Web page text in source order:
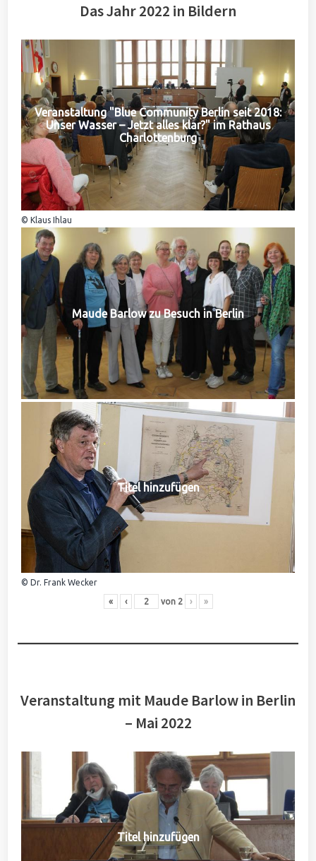
Das Jahr 2022 in Bildern
Veranstaltung "Blue Community Berlin seit 2018:
Unser Wasser – Jetzt alles klar?" im Rathaus
Charlottenburg
© Klaus Ihlau
Maude Barlow zu Besuch in Berlin
Titel hinzufügen
© Dr. Frank Wecker
« ‹ von 2 › »
Veranstaltung mit Maude Barlow in Berlin
– Mai 2022
Titel hinzufügen